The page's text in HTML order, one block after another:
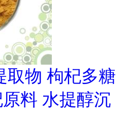
取物 枸杞多糖
料 水提醇沉